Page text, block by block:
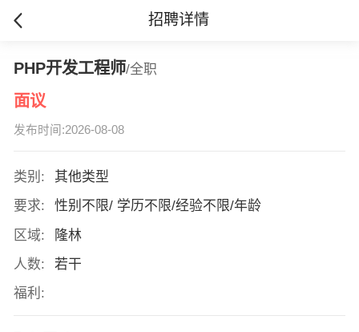
招聘详情
PHP开发工程师/全职
面议
发布时间:2026-08-08
类别:
其他类型
要求:
性别不限/ 学历不限/经验不限/年龄
区域:
隆林
人数:
若干
福利: